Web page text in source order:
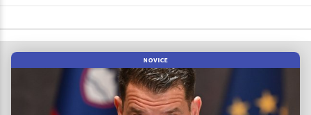
NOVICE